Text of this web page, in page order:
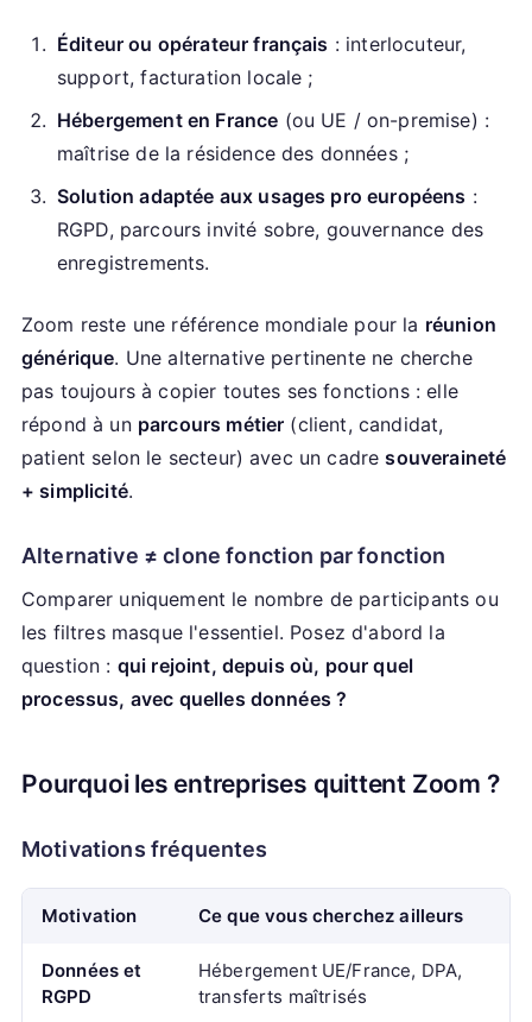
Éditeur ou opérateur français : interlocuteur,
support, facturation locale ;
Hébergement en France (ou UE / on-premise) :
maîtrise de la résidence des données ;
Solution adaptée aux usages pro européens :
RGPD, parcours invité sobre, gouvernance des
enregistrements.
Zoom reste une référence mondiale pour la réunion
générique. Une alternative pertinente ne cherche
pas toujours à copier toutes ses fonctions : elle
répond à un parcours métier (client, candidat,
patient selon le secteur) avec un cadresouveraineté
+ simplicité.
Alternative ≠ clone fonction par fonction
Comparer uniquement le nombre de participants ou
les filtres masque l'essentiel. Posez d'abord la
question : qui rejoint, depuis où, pour quel
processus, avec quelles données ?
Pourquoi les entreprises quittent Zoom ?
Motivations fréquentes
Motivation Ce que vous cherchez ailleurs
Données et
RGPD
Hébergement UE/France, DPA,
transferts maîtrisés